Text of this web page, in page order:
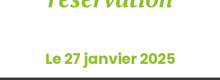
Le 27 janvier 2025